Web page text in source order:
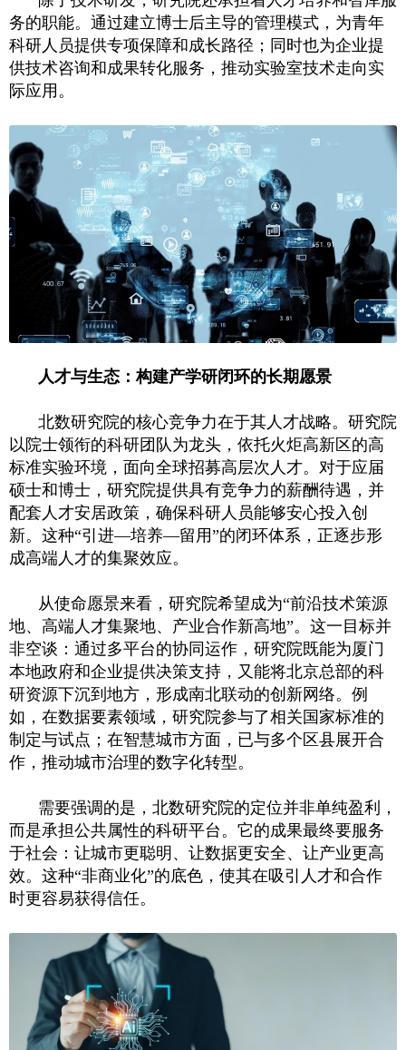
务的职能。通过建立博士后主导的管理模式，为青年
科研人员提供专项保障和成长路径；同时也为企业提
供技术咨询和成果转化服务，推动实验室技术走向实
际应用。
人才与生态：构建产学研闭环的长期愿景
北数研究院的核心竞争力在于其人才战略。研究院
以院士领衔的科研团队为龙头，依托火炬高新区的高
标准实验环境，面向全球招募高层次人才。对于应届
硕士和博士，研究院提供具有竞争力的薪酬待遇，并
配套人才安居政策，确保科研人员能够安心投入创
新。这种“引进—培养—留用”的闭环体系，正逐步形
成高端人才的集聚效应。
从使命愿景来看，研究院希望成为“前沿技术策源
地、高端人才集聚地、产业合作新高地”。这一目标并
非空谈：通过多平台的协同运作，研究院既能为厦门
本地政府和企业提供决策支持，又能将北京总部的科
研资源下沉到地方，形成南北联动的创新网络。例
如，在数据要素领域，研究院参与了相关国家标准的
制定与试点；在智慧城市方面，已与多个区县展开合
作，推动城市治理的数字化转型。
需要强调的是，北数研究院的定位并非单纯盈利，
而是承担公共属性的科研平台。它的成果最终要服务
于社会：让城市更聪明、让数据更安全、让产业更高
效。这种“非商业化”的底色，使其在吸引人才和合作
时更容易获得信任。